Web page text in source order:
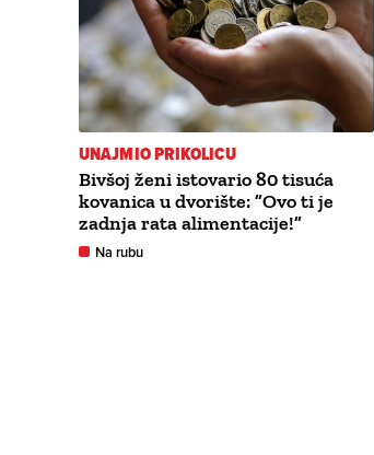
UNAJMIO PRIKOLICU
Bivšoj ženi istovario 80 tisuća
kovanica u dvorište: ”Ovo ti je
zadnja rata alimentacije!”
Na rubu